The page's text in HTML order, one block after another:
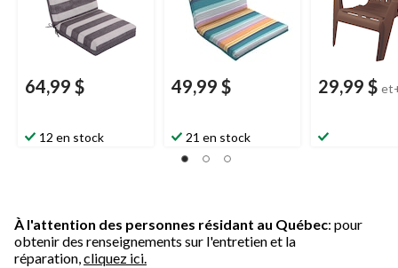
64,99 $
12 en stock
49,99 $
21 en stock
29,99 $
À l'attention des personnes résidant au Québec: pour
obtenir des renseignements sur l'entretien et la
réparation, cliquez ici.